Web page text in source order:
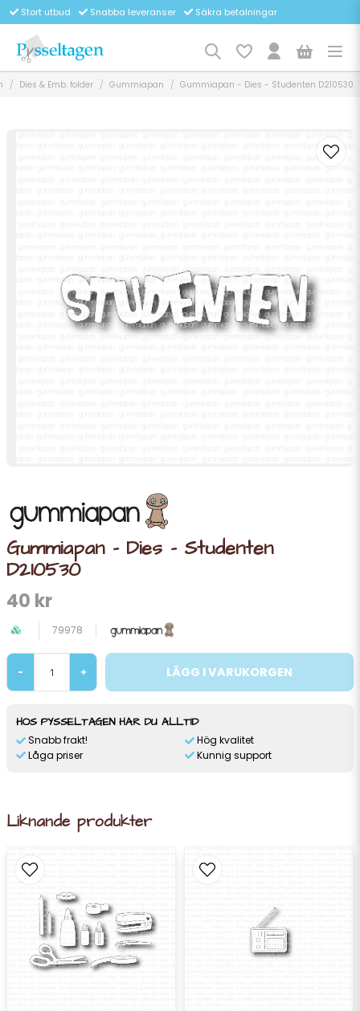
Stort utbud Snabba leveranser Säkra betalningar
Dies & Emb. folder Gummiapan Gummiapan - Dies - Studenten D210530
Gummiapan - Dies - Studenten
D210530
40 kr
79978
- + LÄGG I VARUKORGEN
HOS PYSSELTAGEN HAR DU ALLTID
Snabb frakt!
Låga priser
Hög kvalitet
Kunnig support
Liknande produkter